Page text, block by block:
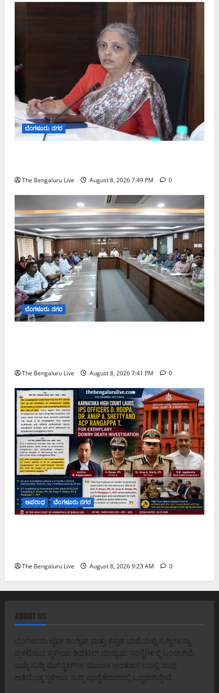
ಬೆಂಗಳೂರು ನಗರ
The Bengaluru Live August 8, 2026 7:49 PM 0
ಬೆಂಗಳೂರು ನಗರ
The Bengaluru Live August 8, 2026 7:41 PM 0
ಅಪರಾಧ ಬೆಂಗಳೂರು ನಗರ
The Bengaluru Live August 8, 2026 9:23 AM 0
ABOUT US
ಬೆಂಗಳೂರು ಲೈವ್ ಇಂಗ್ಲಿಷ್ ಮತ್ತು ಕನ್ನಡ ಭಾಷೆಯಲ್ಲಿ ಸುದ್ದಿಗಳನ್ನು
ಪ್ರಕಟಿಸುವ ಸ್ಥಳೀಯ ಡಿಜಿಟಲ್ ಮಾಧ್ಯಮ ಸಂಸ್ಥೆಗಳಲ್ಲಿ ಒಂದಾಗಿದೆ.
ನಮ್ಮ ಸುದ್ದಿ ವೆಬ್‌ಸೈಟ್‌ಗಳ ಮೂಲಕ ಅಂತರ್ಜಾಲದಲ್ಲಿ ನಾವು
ಅತಿದೊಡ್ಡ ಸ್ಥಳೀಯ ಸುದ್ದಿ ಪೂರೈಕೆದಾರರಲ್ಲಿ ಒಬ್ಬರಾಗಿದ್ದೇವೆ.